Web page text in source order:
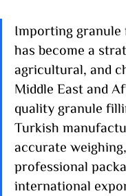
Importing
has become a
agricultural, and
Middle East and
quality granule
Turkish
accurate
professional
international